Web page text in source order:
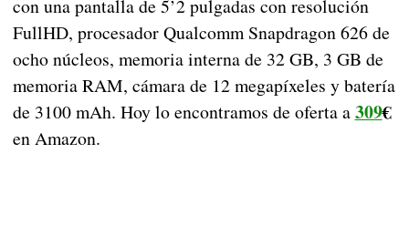
con una pantalla de 5’2 pulgadas con resolución
FullHD, procesador Qualcomm Snapdragon 626 de
ocho núcleos, memoria interna de 32 GB, 3 GB de
memoria RAM, cámara de 12 megapíxeles y batería
de 3100 mAh. Hoy lo encontramos de oferta a309€
en Amazon.